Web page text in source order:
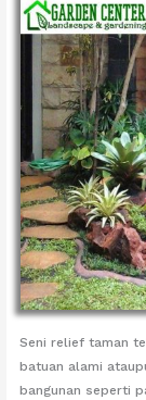
Seni relief taman
batuan alami
bangunan seperti